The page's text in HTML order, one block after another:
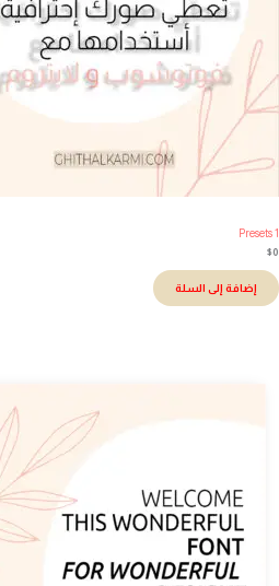
إضافة إلى السلة